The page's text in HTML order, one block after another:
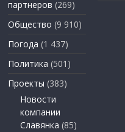
партнеров (269)
Общество (9 910)
Погода (1 437)
Политика (501)
Проекты (383)
Новости
компании
Славянка (85)